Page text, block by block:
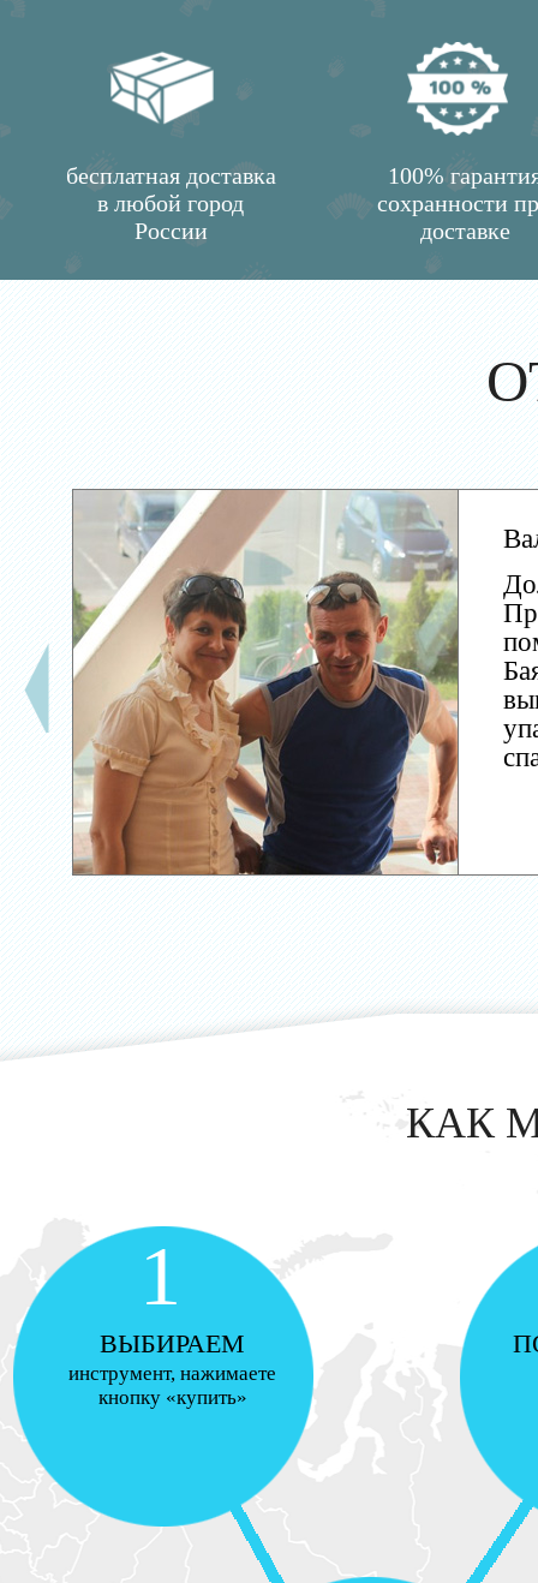
бесплатная доставка
в любой город
России
100%
сохранности
доставке
КАК
1
ВЫБИРАЕМ
инструмент, нажимаете
кнопку «купить»